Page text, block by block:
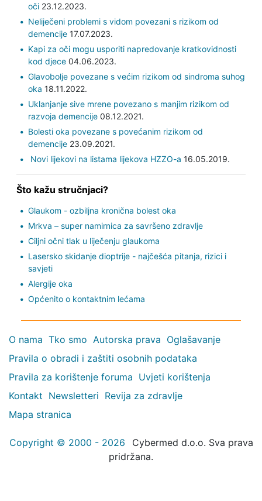
oči23.12.2023.
Neliječeni problemi s vidom povezani s rizikom od
demencije17.07.2023.
Kapi za oči mogu usporiti napredovanje kratkovidnosti
kod djece04.06.2023.
Glavobolje povezane s većim rizikom od sindroma suhog
oka 18.11.2022.
Uklanjanje sive mrene povezano s manjim rizikom od
razvoja demencije08.12.2021.
Bolesti oka povezane s povećanim rizikom od
demencije23.09.2021.
Novi lijekovi na listama lijekova HZZO-a 16.05.2019.
Što kažu stručnjaci?
Glaukom - ozbiljna kronična bolest oka
Mrkva – super namirnica za savršeno zdravlje
Ciljni očni tlak u liječenju glaukoma
Lasersko skidanje dioptrije - najčešća pitanja, rizici i
savjeti
Alergije oka
Općenito o kontaktnim lećama
O nama Tko smo Autorska prava Oglašavanje
Pravila o obradi i zaštiti osobnih podataka
Pravila za korištenje foruma Uvjeti korištenja
Kontakt Newsletteri Revija za zdravlje
Mapa stranica
Copyright © 2000 - 2026
Cybermed d.o.o. Sva prava
pridržana.